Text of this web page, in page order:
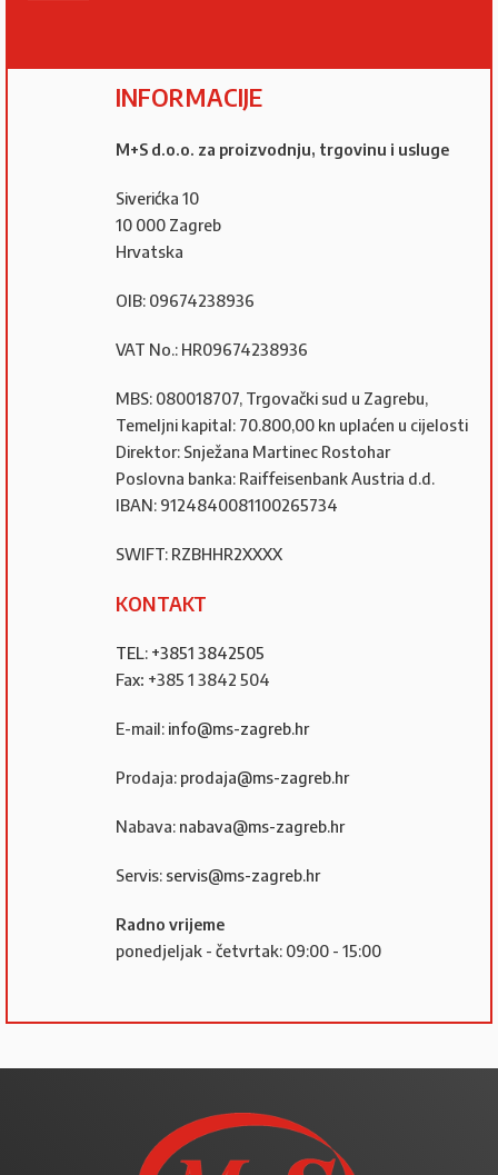
INFORMACIJE
M+S d.o.o. za proizvodnju, trgovinu i usluge
Siverićka 10
10 000 Zagreb
Hrvatska
OIB: 09674238936
VAT No.: HR09674238936
MBS: 080018707, Trgovački sud u Zagrebu,
Temeljni kapital: 70.800,00 kn uplaćen u cijelosti
Direktor: Snježana Martinec Rostohar
Poslovna banka: Raiffeisenbank Austria d.d.
IBAN: 9124840081100265734
SWIFT: RZBHHR2XXXX
KONTAKT
TEL: +3851 3842505
Fax: +385 1 3842 504
E-mail: info@ms-zagreb.hr
Prodaja: prodaja@ms-zagreb.hr
Nabava: nabava@ms-zagreb.hr
Servis: servis@ms-zagreb.hr
Radno vrijeme
ponedjeljak - četvrtak: 09:00 - 15:00